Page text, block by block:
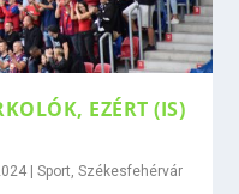
EZÉRT (IS)
|Sport ,Székesfehérvár